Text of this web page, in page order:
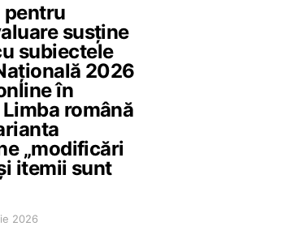
pentru
susține
subiectele
2026
în
română
„modificări
itemii sunt
2026